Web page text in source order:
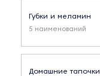
Губки и меламин
5 наименований
Домашние тапочки